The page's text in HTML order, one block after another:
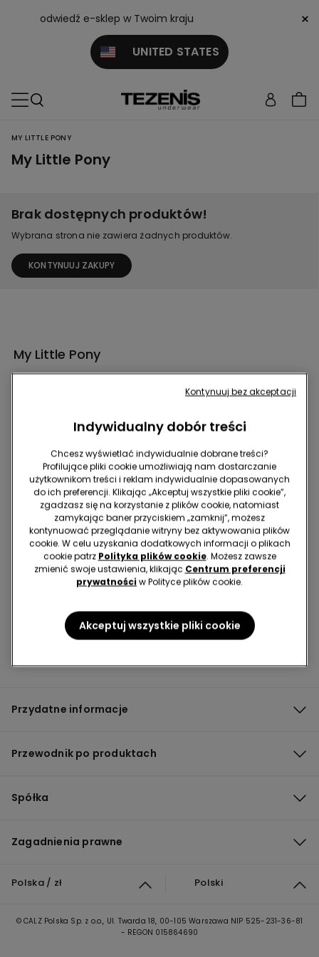
odwiedź e-sklep w Twoim kraju
UNITED STATES
×
MY LITTLE PONY
My Little Pony
Brak dostępnych produktów!
Wybrana strona nie zawiera żadnych produktów.
KONTYNUUJ ZAKUPY
My Little Pony
Hej! Dołącz do nas - zapisz się do newslettera!
Znajdź sklep
Przydatne informacje
Przewodnik po produktach
Spółka
Zagadnienia prawne
Polska / zł Polski
© CALZ Polska Sp. z o.o., Ul. Twarda 18, 00-105 Warszawa NIP 525-231-36-81
- REGON 015864690
Indywidualny dobór treści
Chcesz wyświetlać indywidualnie dobrane treści?
Profilujące pliki cookie umożliwiają nam dostarczanie
użytkownikom treści i reklam indywidualnie dopasowanych
do ich preferencji. Klikając „Akceptuj wszystkie pliki cookie”,
zgadzasz się na korzystanie z plików cookie, natomiast
zamykając baner przyciskiem „zamknij”, możesz
kontynuować przeglądanie witryny bez aktywowania plików
cookie. W celu uzyskania dodatkowych informacji o plikach
cookie patrz Polityka plików cookie. Możesz zawsze
zmienić swoje ustawienia, klikając Centrum preferencji
prywatności w Polityce plików cookie.
Akceptuj wszystkie pliki cookie
Kontynuuj bez akceptacji